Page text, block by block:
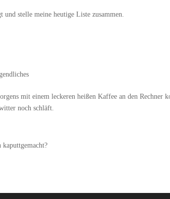
stelle meine heutige Liste zusammen.
mit einem leckeren heißen Kaffee an den Rechner
noch schläft.